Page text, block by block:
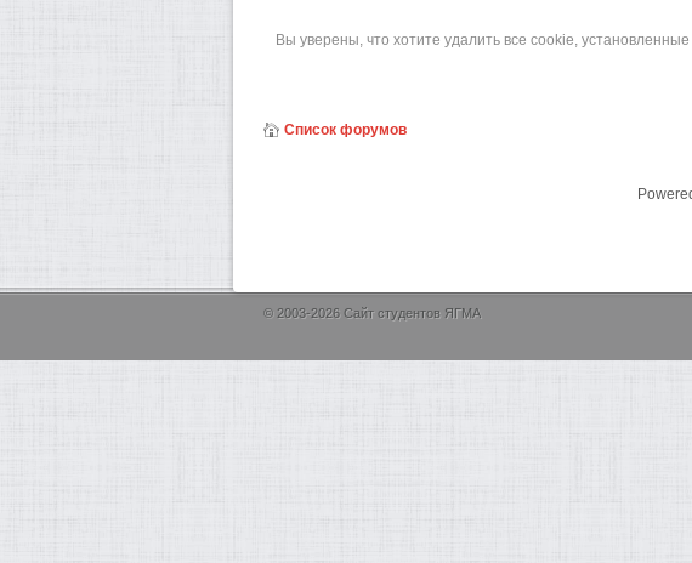
Вы уверены, что хотите удалить все cookie,
Список форумов
© 2003-2026 Сайт студентов ЯГМА